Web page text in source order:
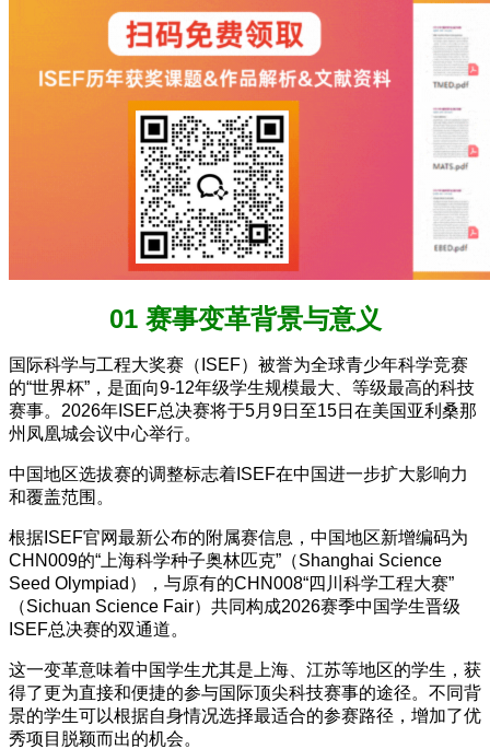
01 赛事变革背景与意义
国际科学与工程大奖赛（ISEF）被誉为全球青少年科学竞赛
的“世界杯”，是面向9-12年级学生规模最大、等级最高的科技
赛事。2026年ISEF总决赛将于5月9日至15日在美国亚利桑那
州凤凰城会议中心举行。
中国地区选拔赛的调整标志着ISEF在中国进一步扩大影响力
和覆盖范围。
根据ISEF官网最新公布的附属赛信息，中国地区新增编码为
CHN009的“上海科学种子奥林匹克”（Shanghai Science
Seed Olympiad），与原有的CHN008“四川科学工程大赛”
（Sichuan Science Fair）共同构成2026赛季中国学生晋级
ISEF总决赛的双通道。
这一变革意味着中国学生尤其是上海、江苏等地区的学生，获
得了更为直接和便捷的参与国际顶尖科技赛事的途径。不同背
景的学生可以根据自身情况选择最适合的参赛路径，增加了优
秀项目脱颖而出的机会。